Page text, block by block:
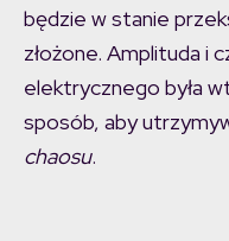
będzie w stanie
złożone. Amplituda i
elektrycznego była
sposób, aby
chaosu.